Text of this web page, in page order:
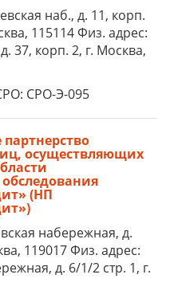
наб., д. 11, корп.
115114 Физ. адрес:
37, корп. 2, г. Москва,
СРО-Э-095
осуществляющих
обследования
(НП
набережная, д.
119017 Физ. адрес:
д. 6/1/2 стр. 1, г.